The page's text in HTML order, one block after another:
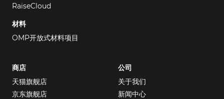
RaiseCloud
材料
OMP开放式材料项目
商店
天猫旗舰店
京东旗舰店
公司
关于我们
新闻中心